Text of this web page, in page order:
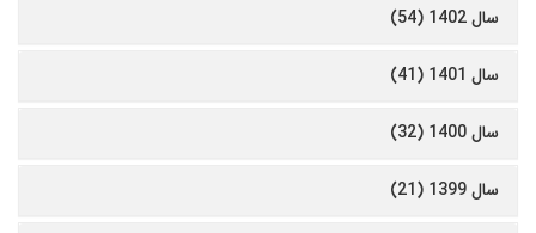
سال 1402 (54)
سال 1401 (41)
سال 1400 (32)
سال 1399 (21)